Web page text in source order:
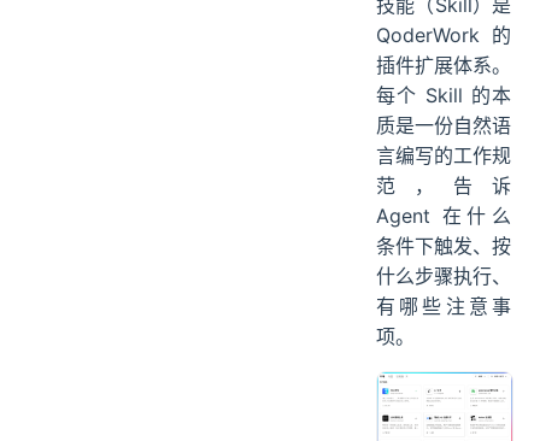
节程度远超我的
预期，页面层
级、交互逻辑、
边界条件都写得
很清楚。
04、技能
市场
技能（Skill）是
插件扩展体系。
每个 Skill 的本